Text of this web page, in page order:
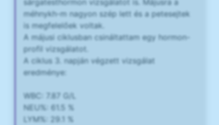
sárgatesthormon vizsgálatot is. Májusra a
méhnykh-m nagyon szép lett és a petesejtek
is megfelelőek voltak.
A májusi ciklusban csináltattam egy hormon-
profil vizsgálatot.
A ciklus 3. napján végzett vizsgálat
eredménye:
WBC: 7.87 G/L
NEU%: 61.5 %
LYM%: 29.1 %